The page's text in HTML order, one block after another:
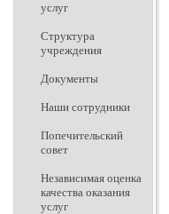
услуг
Структура
учреждения
Документы
Наши сотрудники
Попечительский
совет
Независимая оценка
качества оказания
услуг